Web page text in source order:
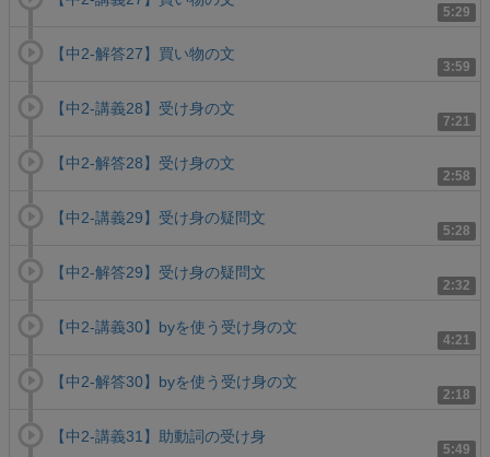
5:29
3:59
【中2-解答27】買い物の文
7:21
【中2-講義28】受け身の文
2:58
【中2-解答28】受け身の文
5:28
【中2-講義29】受け身の疑問文
2:32
【中2-解答29】受け身の疑問文
4:21
【中2-講義30】byを使う受け身の文
2:18
【中2-解答30】byを使う受け身の文
5:49
【中2-講義31】助動詞の受け身